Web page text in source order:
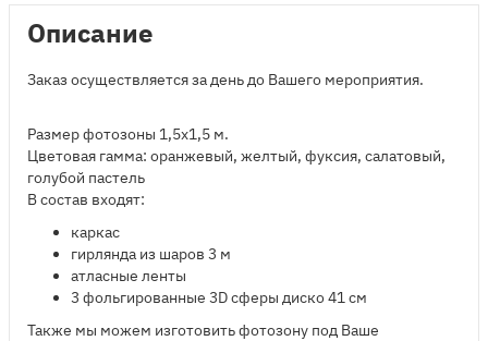
Описание
Заказ осуществляется за день до Вашего мероприятия.
Размер фотозоны 1,5х1,5 м.
Цветовая гамма: оранжевый, желтый, фуксия, салатовый,
голубой пастель
В состав входят:
​каркас
гирлянда из шаров 3 м
атласные ленты
3 фольгированные 3D сферы диско 41 см
​Также мы можем изготовить фотозону под Ваше